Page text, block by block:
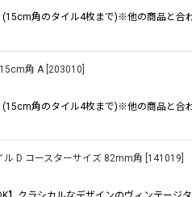
(15cm角のタイル4枚まで)※他の商品と
角 A 203010
(15cm角のタイル4枚まで)※他の商品と
ル D コースターサイズ 82mm角 141019